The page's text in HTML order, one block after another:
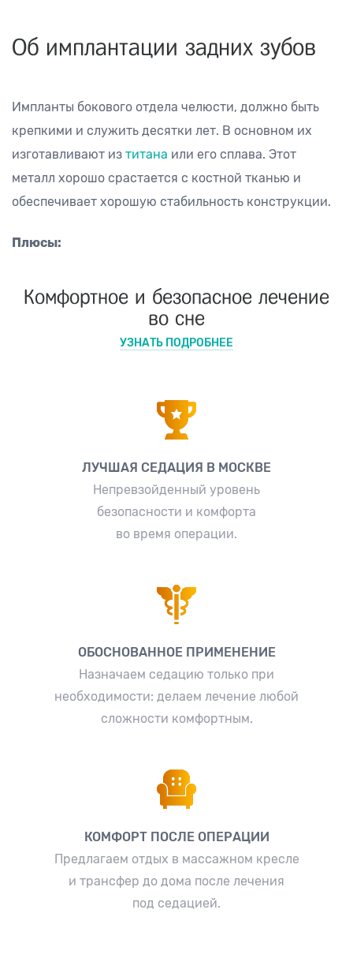
Об имплантации задних зубов
Импланты бокового отдела челюсти, должно быть
крепкими и служить десятки лет. В основном их
изготавливают из титана или его сплава. Этот
металл хорошо срастается с костной тканью и
обеспечивает хорошую стабильность конструкции.
Плюсы:
Комфортное и безопасное лечение
во сне
УЗНАТЬ ПОДРОБНЕЕ
ЛУЧШАЯ СЕДАЦИЯ В МОСКВЕ
Непревзойденный уровень
безопасности и комфорта
во время операции.
ОБОСНОВАННОЕ ПРИМЕНЕНИЕ
Назначаем седацию только при
необходимости: делаем лечение любой
сложности комфортным.
КОМФОРТ ПОСЛЕ ОПЕРАЦИИ
Предлагаем отдых в массажном кресле
и трансфер до дома после лечения
под седацией.